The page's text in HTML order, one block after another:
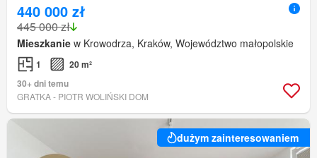
440 000 zł
445 000 zł
Mieszkanie w Krowodrza, Kraków, Województwo małopolskie
1
20 m²
30+ dni temu
GRATKA - PIOTR WOLIŃSKI DOM
dużym zainteresowaniem